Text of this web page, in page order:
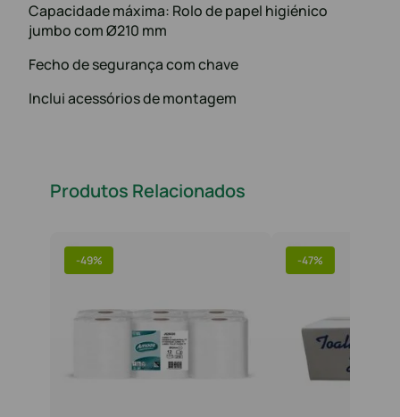
Capacidade máxima: Rolo de papel higiénico
jumbo com Ø210 mm
Fecho de segurança com chave
Inclui acessórios de montagem
Produtos Relacionados
-49% -47%